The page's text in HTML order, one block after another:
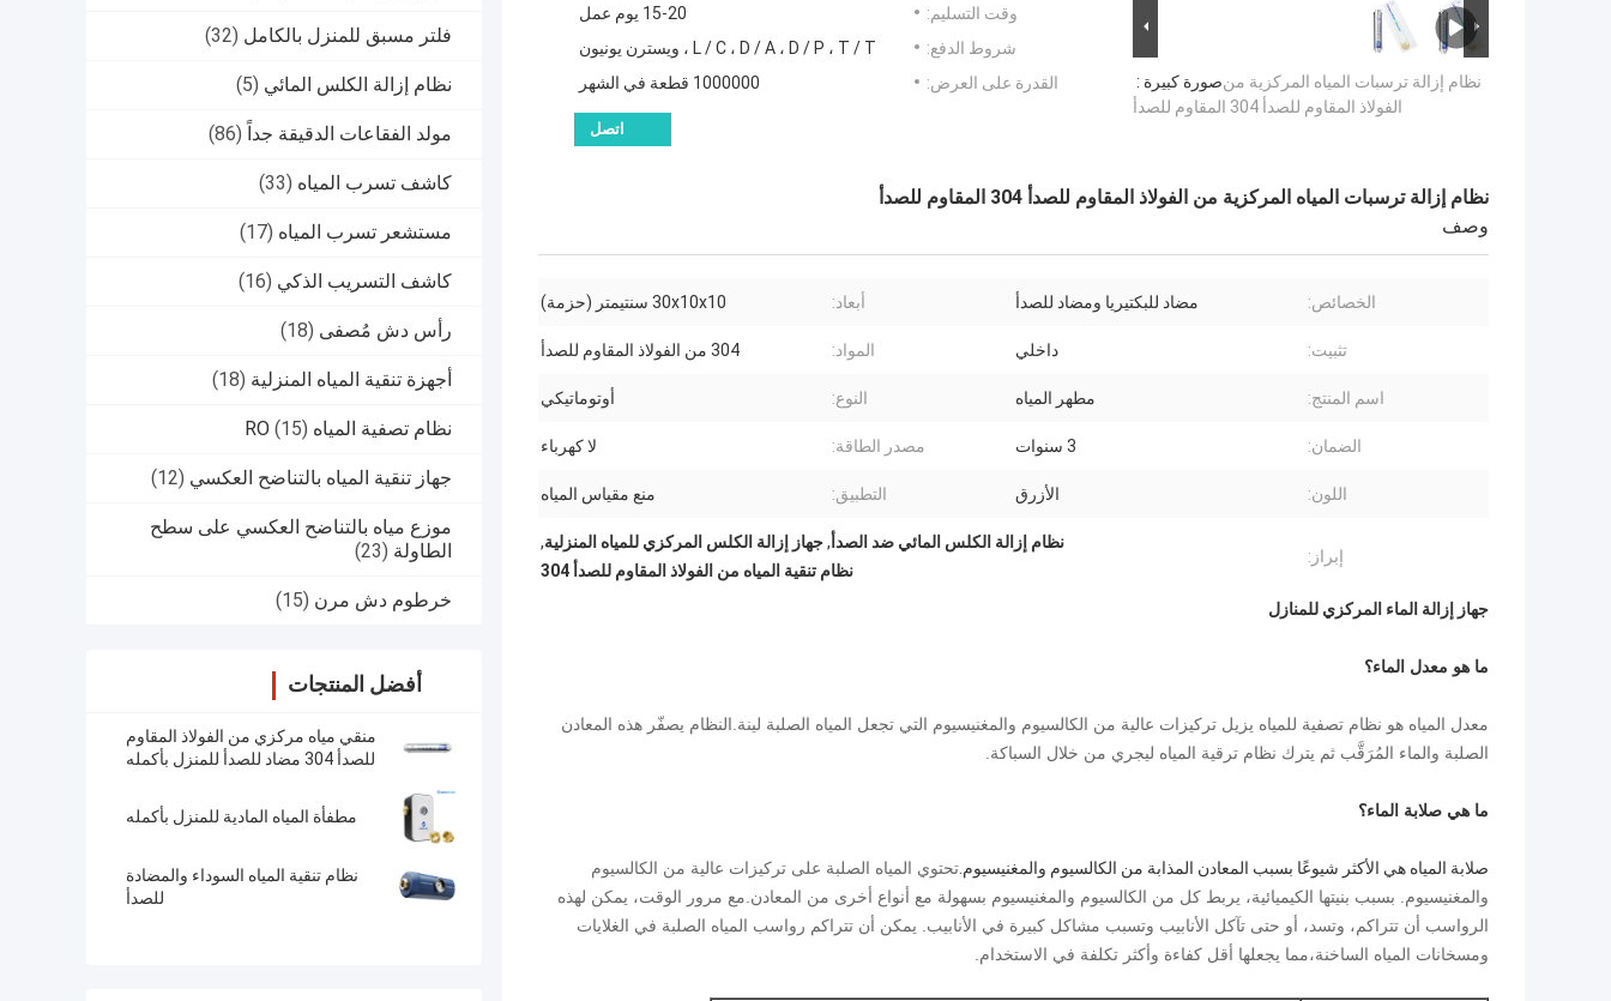
فلتر مسبق للمنزل بالكامل (32)
نظام إزالة الكلس المائي (5)
مولد الفقاعات الدقيقة جداً (86)
كاشف تسرب المياه (33)
مستشعر تسرب المياه (17)
كاشف التسريب الذكي (16)
رأس دش مُصفى (18)
أجهزة تنقية المياه المنزلية (18)
نظام تصفية المياه RO (15)
جهاز تنقية المياه بالتناضح العكسي (12)
موزع مياه بالتناضح العكسي على سطح
الطاولة (23)
خرطوم دش مرن (15)
أفضل المنتجات
منقي مياه مركزي من الفولاذ المقاوم
للصدأ 304 مضاد للصدأ للمنزل بأكمله
مطفأة المياه المادية للمنزل بأكمله
نظام تنقية المياه السوداء والمضادة
للصدأ
صورة كبيرة :نظام إزالة ترسبات المياه المركزية من
الفولاذ المقاوم للصدأ 304 المقاوم للصدأ
وقت التسليم:
15-20 يوم عمل
شروط الدفع:
L / C ، D / A ، D / P ، T / T ، ويسترن يونيون
القدرة على العرض:
1000000 قطعة في الشهر
اتصل
نظام إزالة ترسبات المياه المركزية من الفولاذ المقاوم للصدأ 304 المقاوم للصدأ
وصف
الخصائص: مضاد للبكتيريا ومضاد للصدأ أبعاد: 30x10x10 سنتيمتر (حزمة)
تثبيت: داخلي المواد: 304 من الفولاذ المقاوم للصدأ
اسم المنتج: مطهر المياه النوع: أوتوماتيكي
الضمان: 3 سنوات مصدر الطاقة: لا كهرباء
اللون: الأزرق التطبيق: منع مقياس المياه
إبراز:
نظام إزالة الكلس المائي ضد الصدأ ,جهاز إزالة الكلس المركزي للمياه المنزلية,
نظام تنقية المياه من الفولاذ المقاوم للصدأ 304
جهاز إزالة الماء المركزي للمنازل
ما هو معدل الماء؟
معدل المياه هو نظام تصفية للمياه يزيل تركيزات عالية من الكالسيوم والمغنيسيوم التي تجعل المياه الصلبة لينة.النظام يصفّر هذه المعادن
الصلبة والماء المُرَقَّب ثم يترك نظام ترقية المياه ليجري من خلال السباكة.
ما هي صلابة الماء؟
صلابة المياه هي الأكثر شيوعًا بسبب المعادن المذابة من الكالسيوم والمغنيسيوم.تحتوي المياه الصلبة على تركيزات عالية من الكالسيوم
والمغنيسيوم. بسبب بنيتها الكيميائية، يربط كل من الكالسيوم والمغنيسيوم بسهولة مع أنواع أخرى من المعادن.مع مرور الوقت، يمكن لهذه
الرواسب أن تتراكم، وتسد، أو حتى تآكل الأنابيب وتسبب مشاكل كبيرة في الأنابيب. يمكن أن تتراكم رواسب المياه الصلبة في الغلايات
ومسخانات المياه الساخنة،مما يجعلها أقل كفاءة وأكثر تكلفة في الاستخدام.